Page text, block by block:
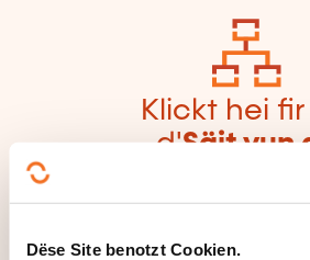
Dëse Site benotzt Cookien.
Klickt hei
d'Säit vun
er